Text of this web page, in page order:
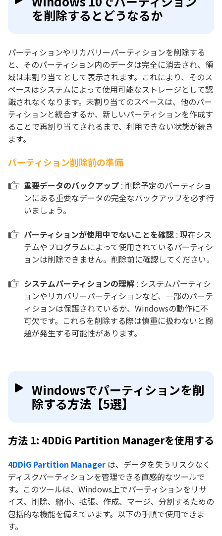
を削除するとどうなるか
パーティションやリカバリーパーティションを削除する
と、そのパーティション内のデータは完全に消去され、領
域は未割り当てとして表示されます。これにより、そのス
ペースはシステムによって使用可能なストレージとして認
識されなくなります。未割り当てのスペースは、他のパー
ティションと統合するか、新しいパーティションを作成す
ることで再割り当てされるまで、利用できない状態が続き
ます。
パーティション削除前の準備
重要データのバックアップ : 削除予定のパーティショ
ンにある重要なデータの完全なバックアップを必ず行
いましょう。
パーティションが使用中でないことを確認 : 現在シス
テムやプログラムによって使用されているパーティシ
ョンは削除できません。削除前に確認してください。
システムパーティションの理解 : システムパーティシ
ョンやリカバリーパーティションなど、一部のパーテ
ィションは保護されているか、Windowsの動作に不
可欠です。これらを削除する際は慎重に扱わないと問
題が発生する可能性があります。
Windowsでパーティションを削
除する方法【5選】
方法 1: 4DDiG Partition Managerを使用する
4DDiG Partition Manager は、データを失うリスクなく
ディスクパーティションを管理できる直感的なツールで
す。このツールは、Windows上でパーティションをリサ
イズ、削除、縮小、拡張、作成、マージ、分割するための
包括的な機能を備えています。以下の手順で使用できま
す。